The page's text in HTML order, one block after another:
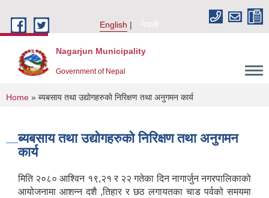
English
नेपाली
Nagarjun Municipality
Government of Nepal
You are here
Home » ब्यबसाय तथा उद्याेगहरुकाे निरिक्षण तथा अनुगमन कार्य
ब्यबसाय तथा उद्याेगहरुकाे निरिक्षण तथा अनुगमन
कार्य
मिति २०८० आश्विन १९,२१ र २२ गते‍का दिन नागार्जुन नगरपालिकाको
आयोजनामा आशन्न दशै ,तिहार र छठ लगायतका चाड पर्वको समयमा